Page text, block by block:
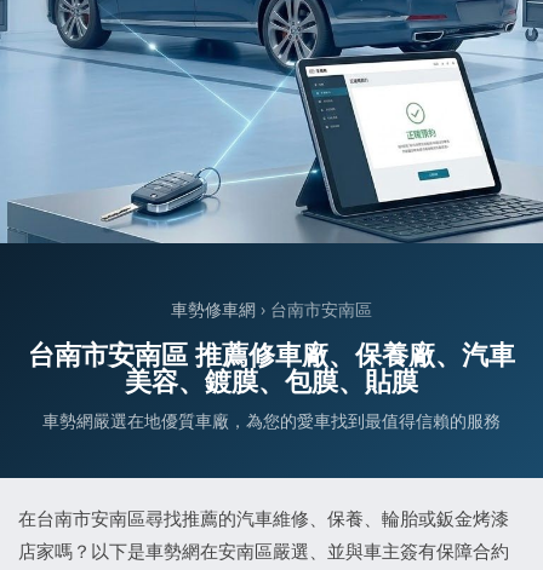
車勢修車網 › 台南市安南區
台南市安南區 推薦修車廠、保養廠、汽車
美容、鍍膜、包膜、貼膜
車勢網嚴選在地優質車廠，為您的愛車找到最值得信賴的服務
在台南市安南區尋找推薦的汽車維修、保養、輪胎或鈑金烤漆
店家嗎？以下是車勢網在安南區嚴選、並與車主簽有保障合約